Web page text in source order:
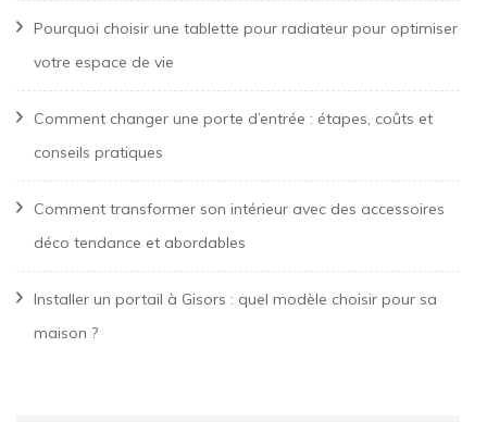
Pourquoi choisir une tablette pour radiateur pour optimiser
votre espace de vie
Comment changer une porte d’entrée : étapes, coûts et
conseils pratiques
Comment transformer son intérieur avec des accessoires
déco tendance et abordables
Installer un portail à Gisors : quel modèle choisir pour sa
maison ?